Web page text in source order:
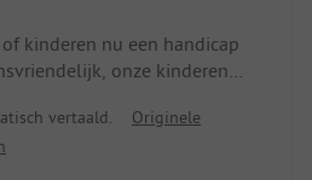
kinderen nu een handicap
onze kinderen
altijd rustig.
en als ouders hebben
vertaald.
Originele